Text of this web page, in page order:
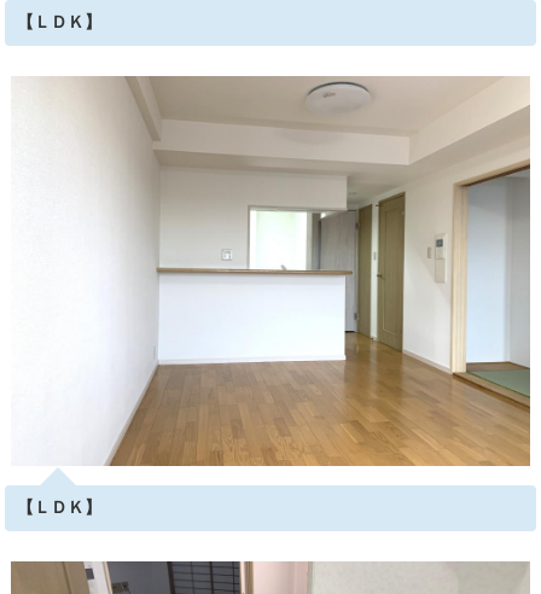
【ＬＤＫ】
【ＬＤＫ】